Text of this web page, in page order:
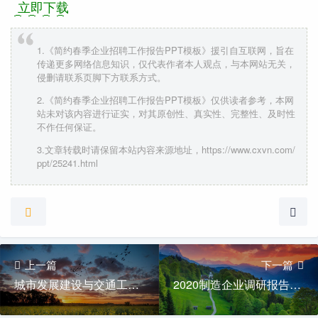
立即下载
1.《简约春季企业招聘工作报告PPT模板》援引自互联网，旨在
传递更多网络信息知识，仅代表作者本人观点，与本网站无关，
侵删请联系页脚下方联系方式。
2.《简约春季企业招聘工作报告PPT模板》仅供读者参考，本网
站未对该内容进行证实，对其原创性、真实性、完整性、及时性
不作任何保证。
3.文章转载时请保留本站内容来源地址，https://www.cxvn.com/
ppt/25241.html
上一篇
城市发展建设与交通工作规划PPT模板
下一篇
2020制造企业调研报告PPT模板